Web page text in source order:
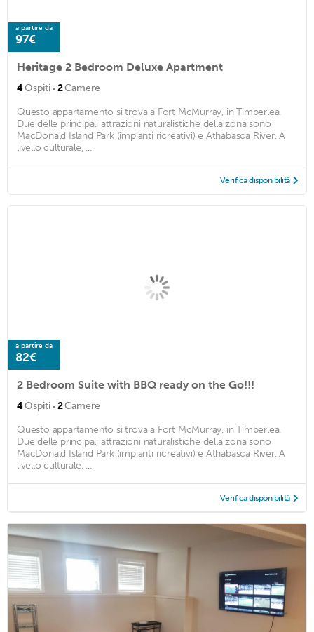
a partire da
97€
Heritage 2 Bedroom Deluxe Apartment
4Ospiti · 2Camere
Questo appartamento si trova a Fort McMurray, in Timberlea.
Due delle principali attrazioni naturalistiche della zona sono
MacDonald Island Park (impianti ricreativi) e Athabasca River. A
livello culturale, ...
Verifica disponibilità
a partire da
82€
2 Bedroom Suite with BBQ ready on the Go!!!
4Ospiti · 2Camere
Questo appartamento si trova a Fort McMurray, in Timberlea.
Due delle principali attrazioni naturalistiche della zona sono
MacDonald Island Park (impianti ricreativi) e Athabasca River. A
livello culturale, ...
Verifica disponibilità